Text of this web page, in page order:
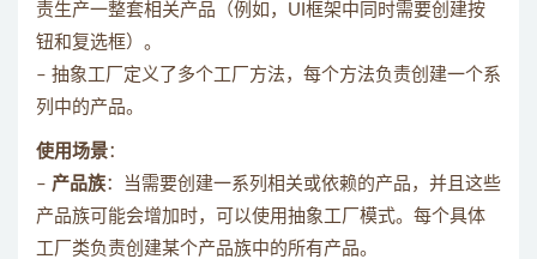
责生产一整套相关产品（例如，UI框架中同时需要创建按
钮和复选框）。
– 抽象工厂定义了多个工厂方法，每个方法负责创建一个系
列中的产品。
使用场景：
– 产品族：当需要创建一系列相关或依赖的产品，并且这些
产品族可能会增加时，可以使用抽象工厂模式。每个具体
工厂类负责创建某个产品族中的所有产品。